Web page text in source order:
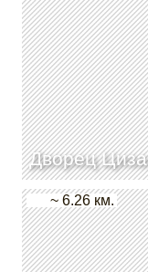
Дворец Циза
~ 6.26 км.